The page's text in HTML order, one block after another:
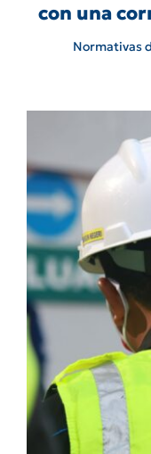
con una
Normativas